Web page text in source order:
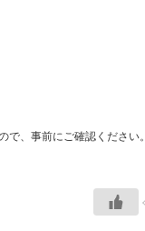
、事前にご確認ください。